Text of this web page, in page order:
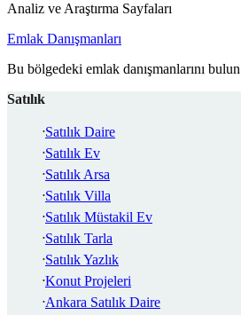
Analiz ve Araştırma Sayfaları
Emlak Danışmanları
Bu bölgedeki emlak danışmanlarını bulun
Satılık
Satılık Daire
Satılık Ev
Satılık Arsa
Satılık Villa
Satılık Müstakil Ev
Satılık Tarla
Satılık Yazlık
Konut Projeleri
Ankara Satılık Daire